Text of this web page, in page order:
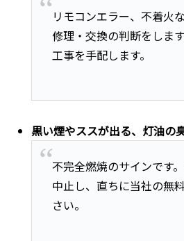
リモコンエラー、不着火
修理・交換の判断をしま
工事を手配します。
黒い煙やススが出る、灯油の
不完全燃焼のサインです
中止し、直ちに当社の無
さい。